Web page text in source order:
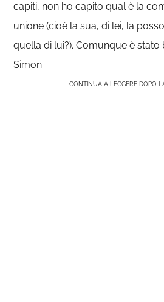
capiti, non ho capito qual è la
unione (cioè la sua, di lei, la
quella di lui?). Comunque è
Simon.
CONTINUA A LEGGERE DOPO